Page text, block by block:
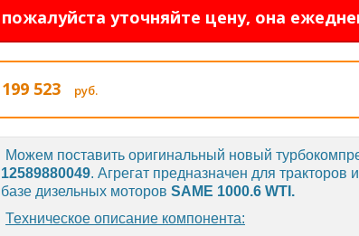
пожалуйста уточняйте цену, она
199 523 руб.
Можем поставить оригинальный новый
12589880049. Агрегат предназначен для
базе дизельных моторов SAME 1000.6 WTI .
Техническое описание компонента: